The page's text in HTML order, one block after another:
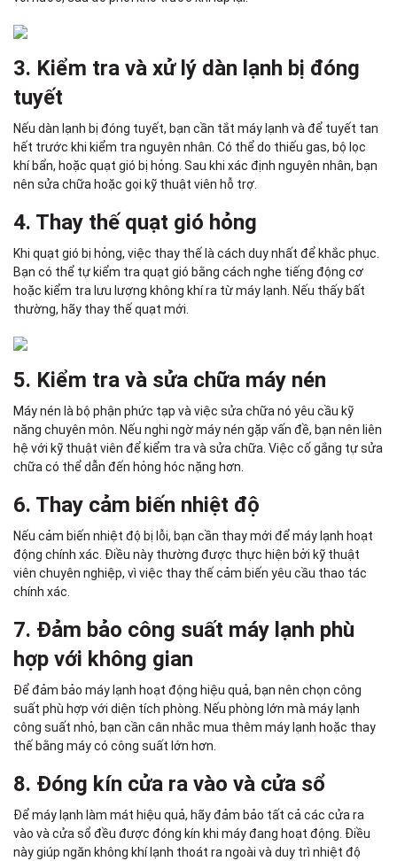
3. Kiểm tra và xử lý dàn lạnh bị đóng
tuyết
Nếu dàn lạnh bị đóng tuyết, bạn cần tắt máy lạnh và để tuyết tan
hết trước khi kiểm tra nguyên nhân. Có thể do thiếu gas, bộ lọc
khí bẩn, hoặc quạt gió bị hỏng. Sau khi xác định nguyên nhân, bạn
nên sửa chữa hoặc gọi kỹ thuật viên hỗ trợ.
4. Thay thế quạt gió hỏng
Khi quạt gió bị hỏng, việc thay thế là cách duy nhất để khắc phục.
Bạn có thể tự kiểm tra quạt gió bằng cách nghe tiếng động cơ
hoặc kiểm tra lưu lượng không khí ra từ máy lạnh. Nếu thấy bất
thường, hãy thay thế quạt mới.
5. Kiểm tra và sửa chữa máy nén
Máy nén là bộ phận phức tạp và việc sửa chữa nó yêu cầu kỹ
năng chuyên môn. Nếu nghi ngờ máy nén gặp vấn đề, bạn nên liên
hệ với kỹ thuật viên để kiểm tra và sửa chữa. Việc cố gắng tự sửa
chữa có thể dẫn đến hỏng hóc nặng hơn.
6. Thay cảm biến nhiệt độ
Nếu cảm biến nhiệt độ bị lỗi, bạn cần thay mới để máy lạnh hoạt
động chính xác. Điều này thường được thực hiện bởi kỹ thuật
viên chuyên nghiệp, vì việc thay thế cảm biến yêu cầu thao tác
chính xác.
7. Đảm bảo công suất máy lạnh phù
hợp với không gian
Để đảm bảo máy lạnh hoạt động hiệu quả, bạn nên chọn công
suất phù hợp với diện tích phòng. Nếu phòng lớn mà máy lạnh
công suất nhỏ, bạn cần cân nhắc mua thêm máy lạnh hoặc thay
thế bằng máy có công suất lớn hơn.
8. Đóng kín cửa ra vào và cửa sổ
Để máy lạnh làm mát hiệu quả, hãy đảm bảo tất cả các cửa ra
vào và cửa sổ đều được đóng kín khi máy đang hoạt động. Điều
này giúp ngăn không khí lạnh thoát ra ngoài và duy trì nhiệt độ